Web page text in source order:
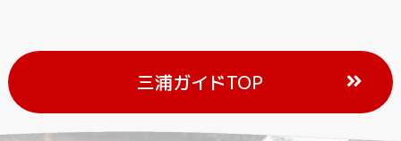
三浦ガイドTOP